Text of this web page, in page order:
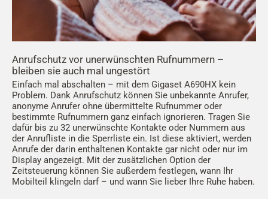
Anrufschutz vor unerwünschten Rufnummern –
bleiben sie auch mal ungestört
Einfach mal abschalten – mit dem Gigaset A690HX kein
Problem. Dank Anrufschutz können Sie unbekannte Anrufer,
anonyme Anrufer ohne übermittelte Rufnummer oder
bestimmte Rufnummern ganz einfach ignorieren. Tragen Sie
dafür bis zu 32 unerwünschte Kontakte oder Nummern aus
der Anrufliste in die Sperrliste ein. Ist diese aktiviert, werden
Anrufe der darin enthaltenen Kontakte gar nicht oder nur im
Display angezeigt. Mit der zusätzlichen Option der
Zeitsteuerung können Sie außerdem festlegen, wann Ihr
Mobilteil klingeln darf – und wann Sie lieber Ihre Ruhe haben.